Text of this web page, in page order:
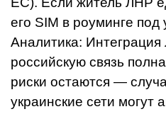
его SIM в роуминге под
Аналитика:
российскую связь
риски остаются —
украинские сети могут